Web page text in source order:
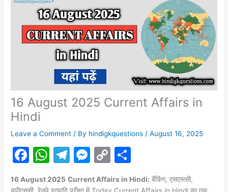
16 August 2025 Current Affairs in
Hindi
Leave a Comment / By hindigkquestions /August 16, 2025
F
c
W
at
T
e
M
s
C
p ar
16 August 2025 Current Affairs in Hindi: बैंकिंग, एसएससी,
यूपीएससी, रेलवे इत्यादि परीक्षा में Today Current Affairs in Hindi का एक